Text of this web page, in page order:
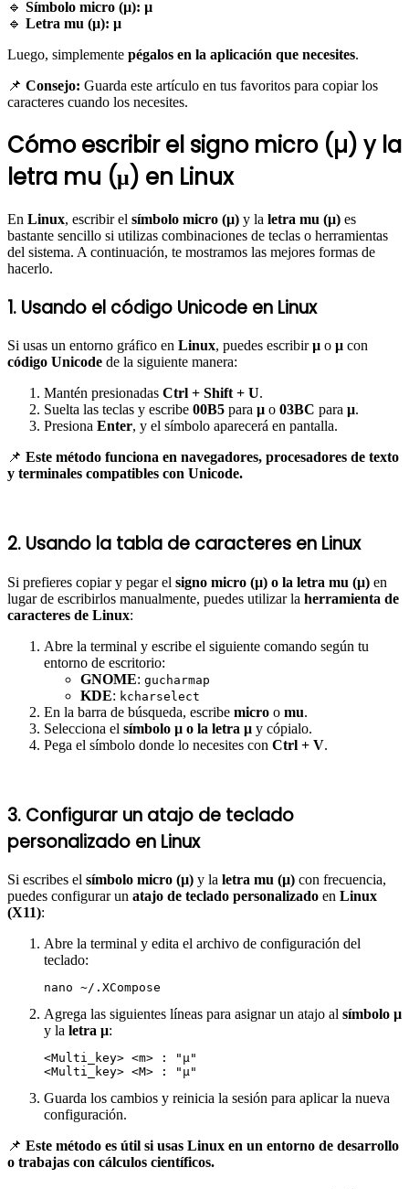
🔹 Símbolo micro (µ): µ
🔹 Letra mu (μ): μ
Luego, simplemente pégalos en la aplicación que necesites.
📌 Consejo: Guarda este artículo en tus favoritos para copiar los
caracteres cuando los necesites.
Cómo escribir el signo micro (µ) y la
letra mu (μ) en Linux
En Linux, escribir el símbolo micro (µ) y la letra mu (μ) es
bastante sencillo si utilizas combinaciones de teclas o herramientas
del sistema. A continuación, te mostramos las mejores formas de
hacerlo.
1. Usando el código Unicode en Linux
Si usas un entorno gráfico en Linux, puedes escribirµ o μ con
código Unicode de la siguiente manera:
Mantén presionadas Ctrl + Shift + U.
Suelta las teclas y escribe 00B5 para µ o 03BC para μ.
Presiona Enter, y el símbolo aparecerá en pantalla.
📌 Este método funciona en navegadores, procesadores de texto
y terminales compatibles con Unicode.
2. Usando la tabla de caracteres en Linux
Si prefieres copiar y pegar el signo micro (µ) o la letra mu (μ) en
lugar de escribirlos manualmente, puedes utilizar la herramienta de
caracteres de Linux:
Abre la terminal y escribe el siguiente comando según tu
entorno de escritorio:
GNOME: gucharmap
KDE: kcharselect
En la barra de búsqueda, escribe micro o mu.
Selecciona el símbolo µ o la letra μ y cópialo.
Pega el símbolo donde lo necesites con Ctrl + V.
3. Configurar un atajo de teclado
personalizado en Linux
Si escribes el símbolo micro (µ) y la letra mu (μ) con frecuencia,
puedes configurar un atajo de teclado personalizado en Linux
(X11):
Abre la terminal y edita el archivo de configuración del
teclado:
Agrega las siguientes líneas para asignar un atajo al símbolo µ
y la letra μ:
<Multi_key> <m> : "µ"
Guarda los cambios y reinicia la sesión para aplicar la nueva
configuración.
📌 Este método es útil si usas Linux en un entorno de desarrollo
o trabajas con cálculos científicos.